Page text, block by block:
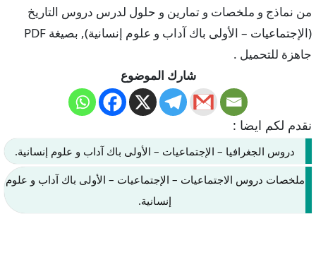
من نماذج و ملخصات و تمارين و حلول لدرس دروس التاريخ
(الإجتماعيات – الأولى باك آداب و علوم إنسانية), بصيغة PDF
جاهزة للتحميل .
شارك الموضوع
نقدم لكم ايضا :
دروس الجغرافيا – الإجتماعيات – الأولى باك آداب و علوم إنسانية.
ملخصات دروس الاجتماعيات – الإجتماعيات – الأولى باك آداب و علوم
إنسانية.